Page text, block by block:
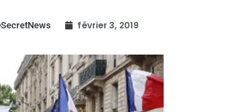
SecretNews février 3, 2019
Ce village en Bourgogne
organise des courses à dos
d’escargots